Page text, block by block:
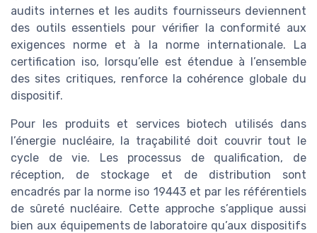
audits internes et les audits fournisseurs deviennent
des outils essentiels pour vérifier la conformité aux
exigences norme et à la norme internationale. La
certification iso, lorsqu’elle est étendue à l’ensemble
des sites critiques, renforce la cohérence globale du
dispositif.
Pour les produits et services biotech utilisés dans
l’énergie nucléaire, la traçabilité doit couvrir tout le
cycle de vie. Les processus de qualification, de
réception, de stockage et de distribution sont
encadrés par la norme iso 19443 et par les référentiels
de sûreté nucléaire. Cette approche s’applique aussi
bien aux équipements de laboratoire qu’aux dispositifs